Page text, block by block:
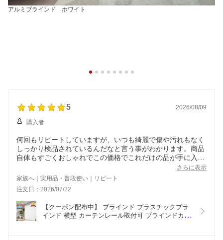
アルミブラインド ホワイト
5 2026/08/09
購入者
何回もリピートしていますが、いつも綺麗で傷や汚れもなく
しっかり検品されているんだなと言う事がわかります。商品
自体もすごくおしゃれでこの価格でこれだけの品が手に入る
のはとてもありがたいです。開け閉めもスルスルやりやす
く、軽いです。
部屋中に取り付けたいので、またリピートします。
さらに表示
家族へ｜実用品・普段使い｜リピート
注文日：2026/07/22
【クーポン配布中】 ブラインド プラスチックブラ
インド 横型 カーテンレール取付可 ブラインドカー